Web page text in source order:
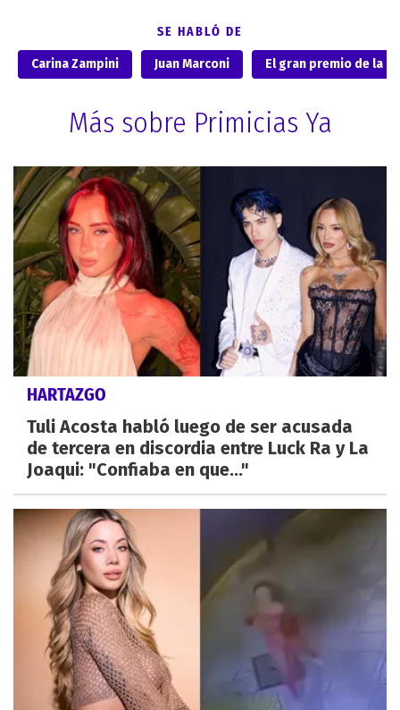
SE HABLÓ DE
Carina Zampini Juan Marconi El gran premio de la
Más sobre Primicias Ya
HARTAZGO
Tuli Acosta habló luego de ser acusada
de tercera en discordia entre Luck Ra y La
Joaqui: "Confiaba en que..."